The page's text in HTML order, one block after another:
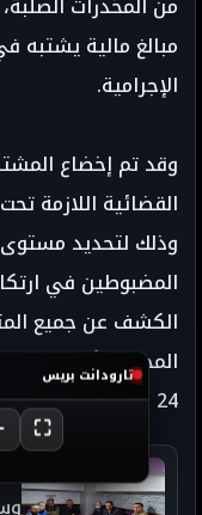
مبالغ مالية
الإجرامية.
وقد تم إخضاع
القضائية اللازمة
وذلك لتحديد
المضبوطين في
الكشف عن جميع
المحلات لأغراض
Taroudant 24 - جريدة تارودانت 24 الإخبارية
تارودانت بريس
⛶